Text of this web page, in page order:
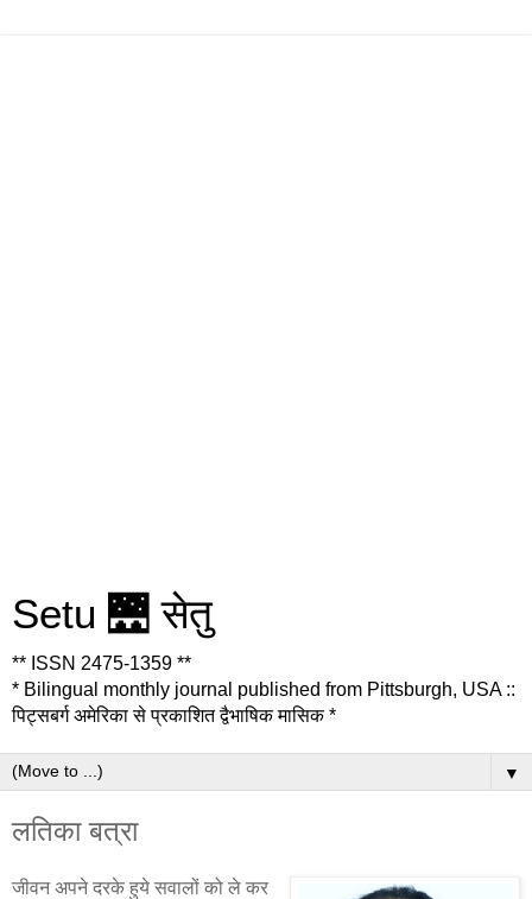
Setu 🌉 सेतु
** ISSN 2475-1359 **
* Bilingual monthly journal published from Pittsburgh, USA ::
पिट्सबर्ग अमेरिका से प्रकाशित द्वैभाषिक मासिक *
▼
लतिका बत्रा
जीवन अपने दरके हुये सवालों को ले कर